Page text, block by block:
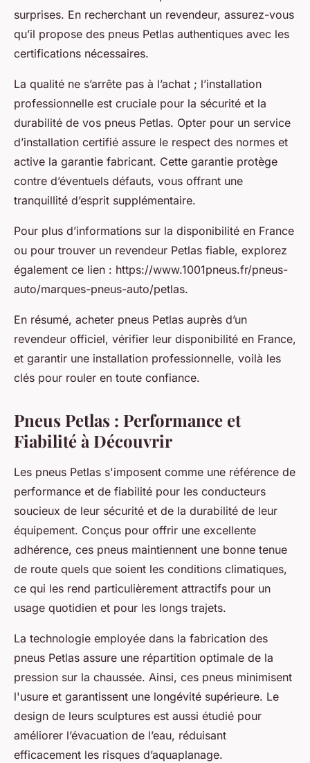
surprises. En recherchant un revendeur, assurez-vous
qu’il propose des pneus Petlas authentiques avec les
certifications nécessaires.
La qualité ne s’arrête pas à l’achat ; l’installation
professionnelle est cruciale pour la sécurité et la
durabilité de vos pneus Petlas. Opter pour un service
d’installation certifié assure le respect des normes et
active la garantie fabricant. Cette garantie protège
contre d’éventuels défauts, vous offrant une
tranquillité d’esprit supplémentaire.
Pour plus d’informations sur la disponibilité en France
ou pour trouver un revendeur Petlas fiable, explorez
également ce lien : https://www.1001pneus.fr/pneus-
auto/marques-pneus-auto/petlas.
En résumé, acheter pneus Petlas auprès d’un
revendeur officiel, vérifier leur disponibilité en France,
et garantir une installation professionnelle, voilà les
clés pour rouler en toute confiance.
Pneus Petlas : Performance et
Fiabilité à Découvrir
Les pneus Petlas s'imposent comme une référence de
performance et de fiabilité pour les conducteurs
soucieux de leur sécurité et de la durabilité de leur
équipement. Conçus pour offrir une excellente
adhérence, ces pneus maintiennent une bonne tenue
de route quels que soient les conditions climatiques,
ce qui les rend particulièrement attractifs pour un
usage quotidien et pour les longs trajets.
La technologie employée dans la fabrication des
pneus Petlas assure une répartition optimale de la
pression sur la chaussée. Ainsi, ces pneus minimisent
l'usure et garantissent une longévité supérieure. Le
design de leurs sculptures est aussi étudié pour
améliorer l’évacuation de l’eau, réduisant
efficacement les risques d’aquaplanage.